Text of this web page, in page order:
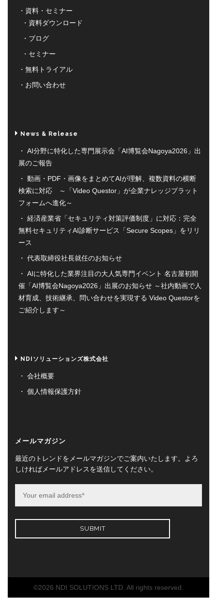
資料・セミナー
資料ダウンロード
ブログ
セミナー
無料トライアル
お問い合わせ
News & Release
AI分野に特化した専門展示会「AI博覧会Nagoya2026」出
展のご報告
動画・PDF・画像をまとめてAIが理解、複数資料の横断
検索に対応 ～「Video Questor」が企業ナレッジプラット
フォームへ進化～
経済産業省「セキュリティ対策評価制度」に対応：完全
無料セキュリティAI診断サービス「Secure Scopes」をリリ
ース
代表取締役社長就任のお知らせ
AIに特化した業界注目の大人気専門イベント 名古屋初開
催「AI博覧会Nagoya2026」出展のお知らせ ～社内動画で人
材育成、技術継承、問い合わせを実現する Video Questorを
ご紹介します～
NDIソリューションズ株式会社
会社概要
個人情報保護方針
メールマガジン
最近のトレンドをメールマガジンでご案内いたします。よろ
しければメールアドレスを送信してください。
©2026 NDI SOLUTIONS LTD. All rights reserved.